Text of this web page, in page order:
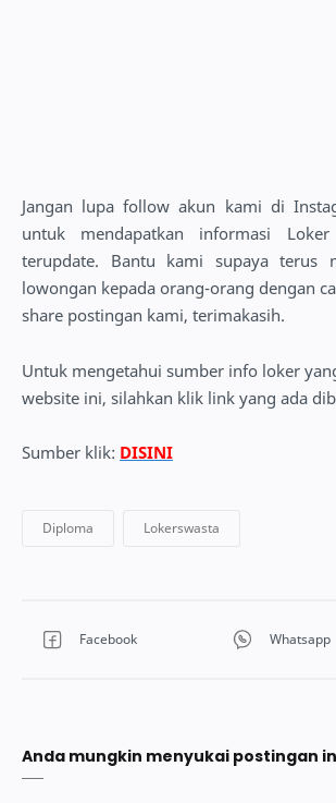
Jangan lupa follow akun kami di
untuk mendapatkan informasi
terupdate. Bantu kami supaya terus
lowongan kepada orang-orang dengan
share postingan kami, terimakasih.
Untuk mengetahui sumber info loker
website ini, silahkan klik link yang ada
Sumber klik: DISINI
Anda mungkin menyukai postingan